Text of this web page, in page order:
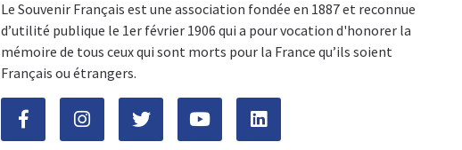
Le Souvenir Français est une association fondée en 1887 et reconnue
d’utilité publique le 1er février 1906 qui a pour vocation d'honorer la
mémoire de tous ceux qui sont morts pour la France qu’ils soient
Français ou étrangers.